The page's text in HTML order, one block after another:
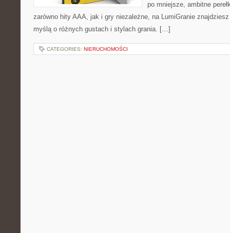
po mniejsze, ambitne
zarówno hity AAA, jak i gry niezależne, na LumiGranie
myślą o różnych gustach i stylach grania. […]
CATEGORIES: NIERUCHOMOŚCI